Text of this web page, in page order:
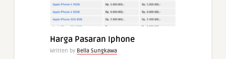
Harga Pasaran Iphone
Written by Bella Sungkawa